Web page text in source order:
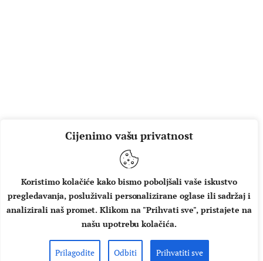
Cijenimo vašu privatnost
Koristimo kolačiće kako bismo poboljšali vaše iskustvo
pregledavanja, posluživali personalizirane oglase ili sadržaj i
analizirali naš promet. Klikom na "Prihvati sve", pristajete na
našu upotrebu kolačića.
Prilagodite Odbiti Prihvatiti sve